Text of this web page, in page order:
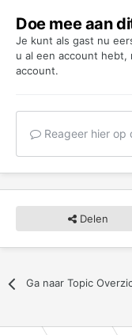
Doe mee aan
Je kunt als gast nu
u al een account hebt,
account.
Reageer hier op
Delen
Ga naar Topic